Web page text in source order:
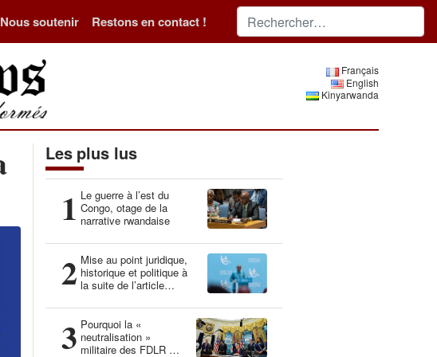
Nous soutenir Restons en contact !
Français
English
Kinyarwanda
Les plus lus
1 Le guerre à l’est du
Congo, otage de la
narrative rwandaise
2 Mise au point juridique,
historique et politique à
la suite de l’article
la Belgique, gardien du
patrimoine génétique”
3 Pourquoi la «
neutralisation »
militaire des FDLR est